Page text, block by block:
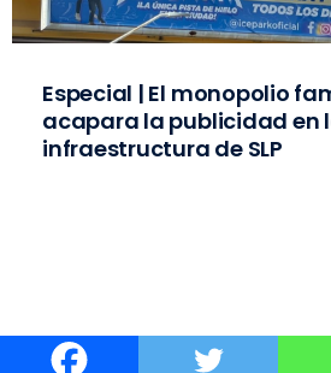
Especial | El monopolio
acapara la publicidad en
infraestructura de SLP